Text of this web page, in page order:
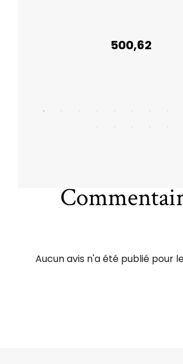
500,62
Aucun avis n'a été publié pour